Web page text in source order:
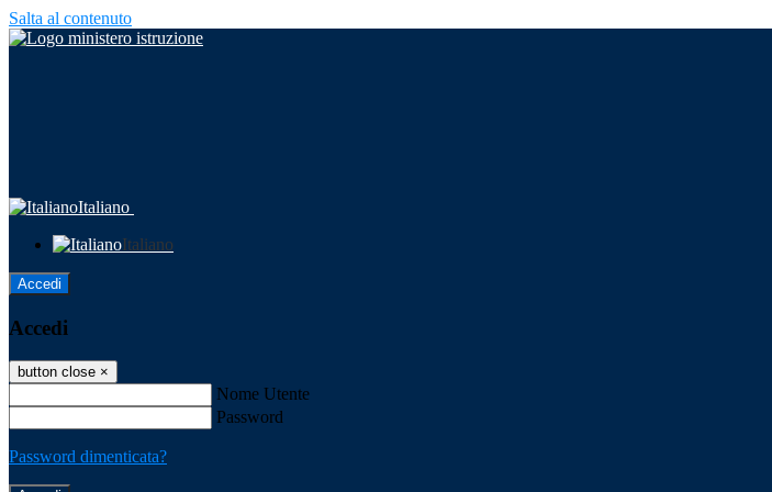
Salta al contenuto
Italiano
Italiano
Accedi
Accedi
button close ×
Nome Utente
Password
Password dimenticata?